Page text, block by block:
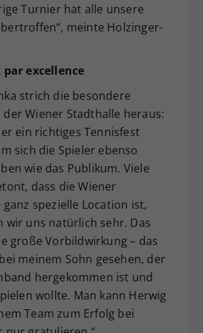
Turnier hat alle unsere
meinte Holzinger-
excellence
strich die besondere
Wiener Stadthalle heraus:
ein richtiges Tennisfest
sich die Spieler ebenso
wie das Publikum. Viele
dass die Wiener
spezielle Location ist,
wir uns natürlich sehr. Das
große Vorbildwirkung – das
meinem Sohn gesehen, der
hergekommen ist und
wollte. Man kann Herwig
Team zum Erfolg bei